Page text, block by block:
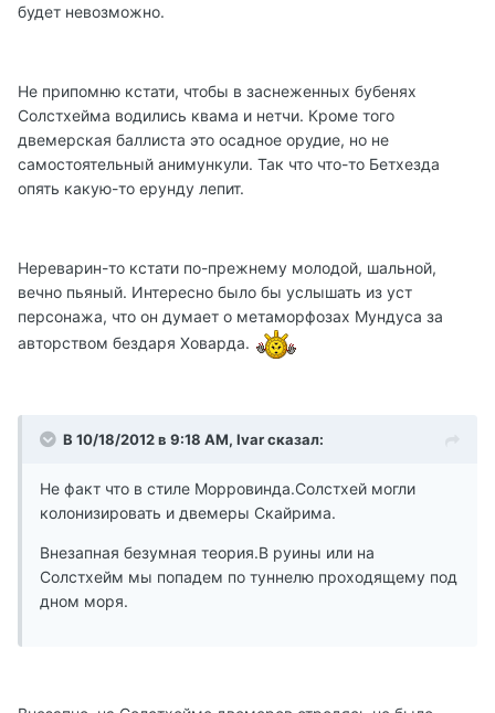
будет невозможно.
Не припомню кстати, чтобы в заснеженных бубенях
Солстхейма водились квама и нетчи. Кроме того
двемерская баллиста это осадное орудие, но не
самостоятельный анимункули. Так что что-то Бетхезда
опять какую-то ерунду лепит.
Нереварин-то кстати по-прежнему молодой, шальной,
вечно пьяный. Интересно было бы услышать из уст
персонажа, что он думает о метаморфозах Мундуса за
авторством бездаря Ховарда.
В 10/18/2012 в 9:18 AM, Ivar сказал:
Не факт что в стиле Морровинда.Солстхей могли
колонизировать и двемеры Скайрима.
Внезапная безумная теория.В руины или на
Солстхейм мы попадем по туннелю проходящему под
дном моря.